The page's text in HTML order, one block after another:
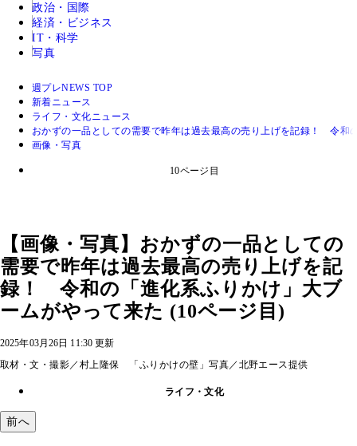
政治・国際
経済・ビジネス
IT・科学
写真
週プレNEWS TOP
新着ニュース
ライフ・文化ニュース
おかずの一品としての需要で昨年は過去最高の売り上げを記録！ 令和
画像・写真
10ページ目
【画像・写真】おかずの一品としての
需要で昨年は過去最高の売り上げを記
録！ 令和の「進化系ふりかけ」大ブ
ームがやって来た (10ページ目)
2025年03月26日 11:30 更新
取材・文・撮影／村上隆保 「ふりかけの壁」写真／北野エース提供
ライフ・文化
前へ